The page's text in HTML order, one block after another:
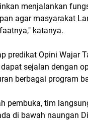
menjalankan
agar masyarakat
katanya.
predikat Opini Wajar
sejalan dengan
berbagai program
pembuka, tim
di bawah naungan